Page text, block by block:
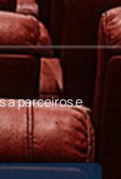
a parceiros e